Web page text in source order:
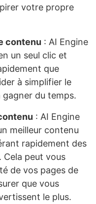
votre propre
contenu : AI Engine
un seul clic et
que
à simplifier le
gagner du temps.
: AI Engine
meilleur contenu
rapidement des
Cela peut vous
de vos pages de
que vous
le plus.